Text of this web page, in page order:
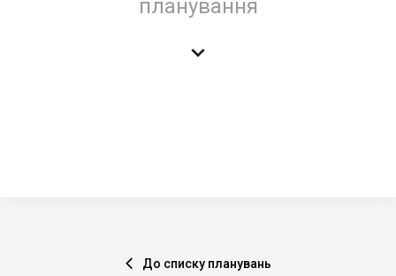
планування

 До списку планувань